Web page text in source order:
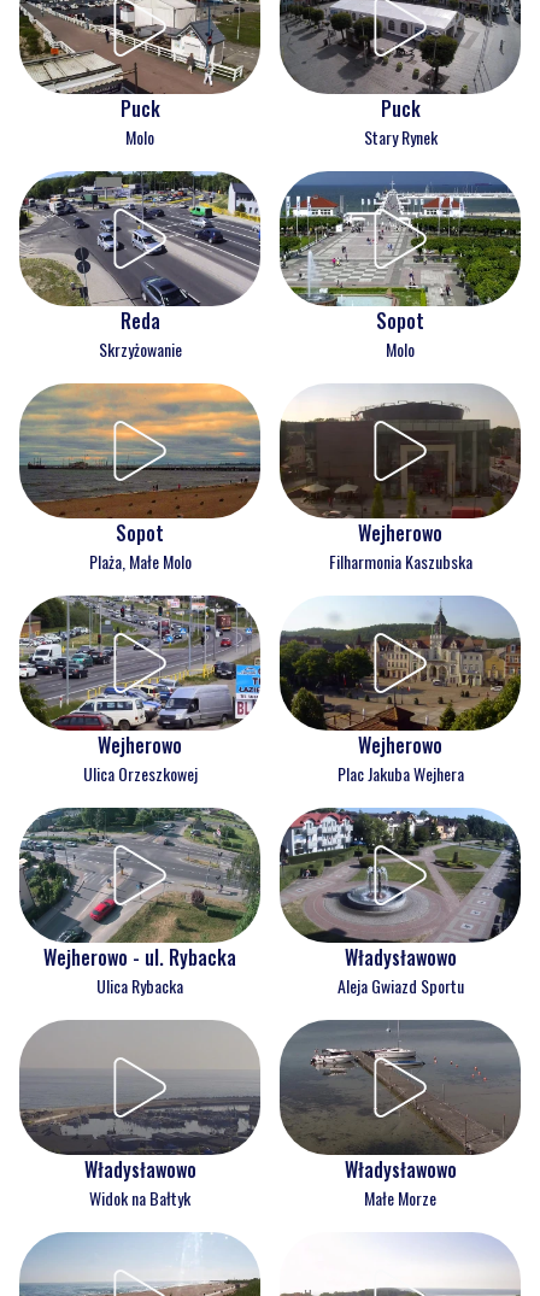
Puck
Molo
Puck
Stary Rynek
Reda
Skrzyżowanie
Sopot
Molo
Sopot
Plaża, Małe Molo
Wejherowo
Filharmonia Kaszubska
Wejherowo
Ulica Orzeszkowej
Wejherowo
Plac Jakuba Wejhera
Wejherowo - ul. Rybacka
Ulica Rybacka
Władysławowo
Aleja Gwiazd Sportu
Władysławowo
Widok na Bałtyk
Władysławowo
Małe Morze